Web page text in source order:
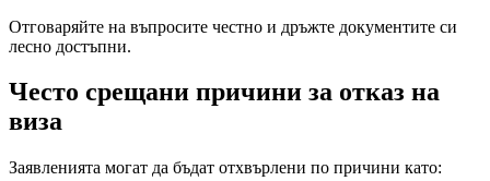
Отговаряйте на въпросите честно и дръжте документите си
лесно достъпни.
Често срещани причини за отказ на
виза
Заявленията могат да бъдат отхвърлени по причини като: